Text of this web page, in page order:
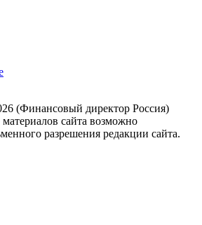
(Финансовый директор Россия)
сайта возможно
разрешения редакции сайта.